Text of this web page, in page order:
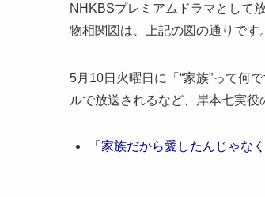
NHKBSプレミアムドラマとして
物相関図は、上記の図の通りです。
5月10日火曜日に「“家族”って何
ルで放送されるなど、岸本七実
「家族だから愛したんじゃな